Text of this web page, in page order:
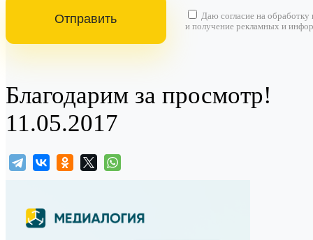
Даю согласие на обработку
и получение рекламных и
Благодарим за просмотр!
11.05.2017